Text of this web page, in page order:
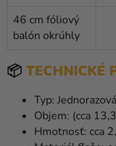
46 cm fóliový
balón okrúhly
📦 TECHNICKÉ
Typ:
Objem: (cca
Hmotnosť: cca